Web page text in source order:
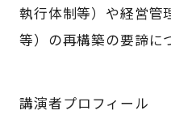
執行体制等）や経営管
等）の再構築の要諦に
講演者プロフィール